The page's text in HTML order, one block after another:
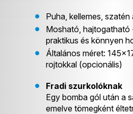
Puha, kellemes,
Mosható, hajtogatható
praktikus és könnyen
Általános méret:
rojtokkal (opcionális)
Fradi szurkolóknak
Egy bomba gól után a
emelve tömegként